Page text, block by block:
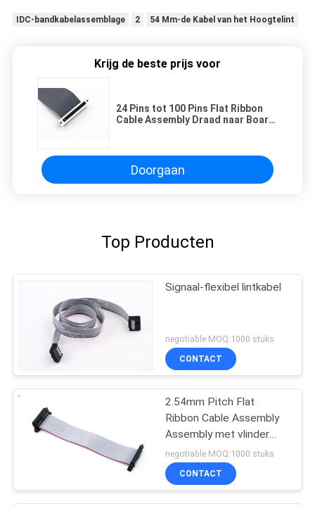
IDC-bandkabelassemblage 2 54 Mm-de Kabel van het Hoogtelint
Krijg de beste prijs voor
24 Pins tot 100 Pins Flat Ribbon
Cable Assembly Draad naar Board
Doorgaan
Top Producten
Signaal-flexibel lintkabel
negotiable MOQ:1000 stuks
CONTACT
2.54mm Pitch Flat
Ribbon Cable Assembly
Assembly met vlinder
haak PVC kabel
negotiable MOQ:1000 stuks
CONTACT